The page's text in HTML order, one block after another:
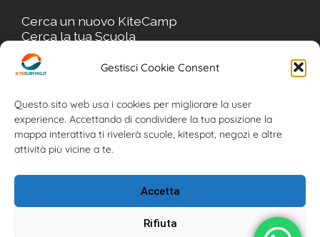
Gestisci Cookie Consent
Questo sito web usa i cookies per migliorare la user
experience. Accettando di condividere la tua posizione la
mappa interattiva ti rivelerà scuole, kitespot, negozi e altre
attività più vicine a te.
Accetta
Rifiuta
Cerca un nuovo KiteCamp
Cerca la tua Scuola
Cerca il tuo KiteSpot
Cerca Accommodation
Cerca il tuo Usato